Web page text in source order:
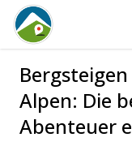
Alpen: Die
Abenteuer